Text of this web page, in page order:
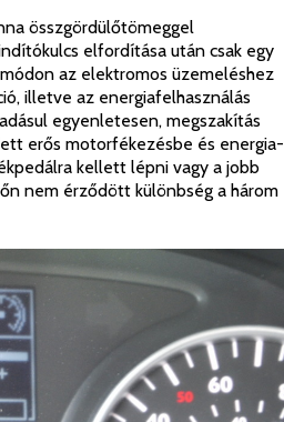
összgördülőtömeggel
elfordítása után csak egy
az elektromos üzemeléshez
illetve az energiafelhasználás
egyenletesen, megszakítás
erős motorfékezésbe és energia-
kellett lépni vagy a jobb
nem érződött különbség a három